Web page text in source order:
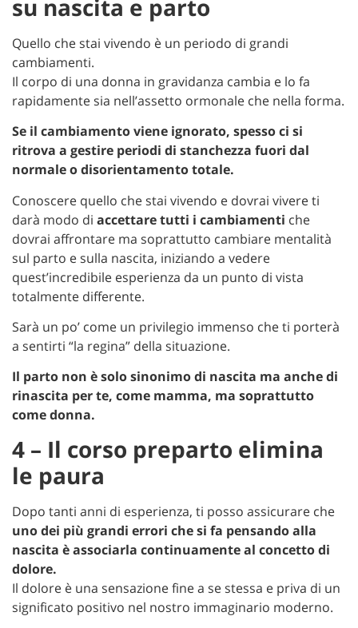
su nascita e parto
Quello che stai vivendo è un periodo di grandi
cambiamenti.
Il corpo di una donna in gravidanza cambia e lo fa
rapidamente sia nell’assetto ormonale che nella forma.
Se il cambiamento viene ignorato, spesso ci si
ritrova a gestire periodi di stanchezza fuori dal
normale o disorientamento totale.
Conoscere quello che stai vivendo e dovrai vivere ti
darà modo di accettare tutti i cambiamenti che
dovrai affrontare ma soprattutto cambiare mentalità
sul parto e sulla nascita, iniziando a vedere
quest’incredibile esperienza da un punto di vista
totalmente differente.
Sarà un po’ come un privilegio immenso che ti porterà
a sentirti “la regina” della situazione.
Il parto non è solo sinonimo di nascita ma anche di
rinascita per te, come mamma, ma soprattutto
come donna.
4 – Il corso preparto elimina
le paura
Dopo tanti anni di esperienza, ti posso assicurare che
uno dei più grandi errori che si fa pensando alla
nascita è associarla continuamente al concetto di
dolore.
Il dolore è una sensazione fine a se stessa e priva di un
significato positivo nel nostro immaginario moderno.